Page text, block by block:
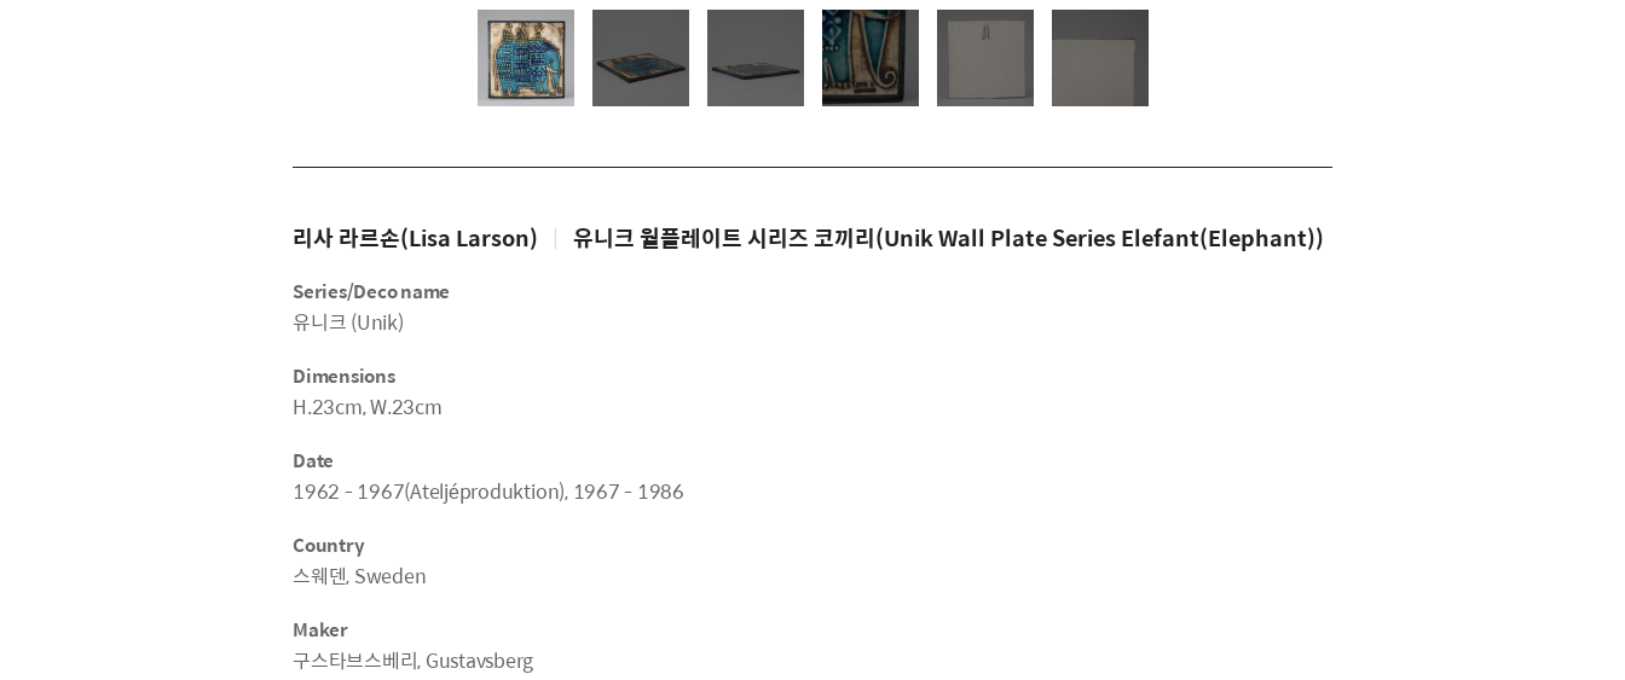
리사 라르손(Lisa Larson) | 유니크 월플레이트 시리즈 코끼리(Unik Wall Plate Series Elefant(Elephant))
Series/Deco name
유니크 (Unik)
Dimensions
H.23cm, W.23cm
Date
1962 - 1967(Ateljéproduktion), 1967 - 1986
Country
스웨덴, Sweden
Maker
구스타브스베리, Gustavsberg